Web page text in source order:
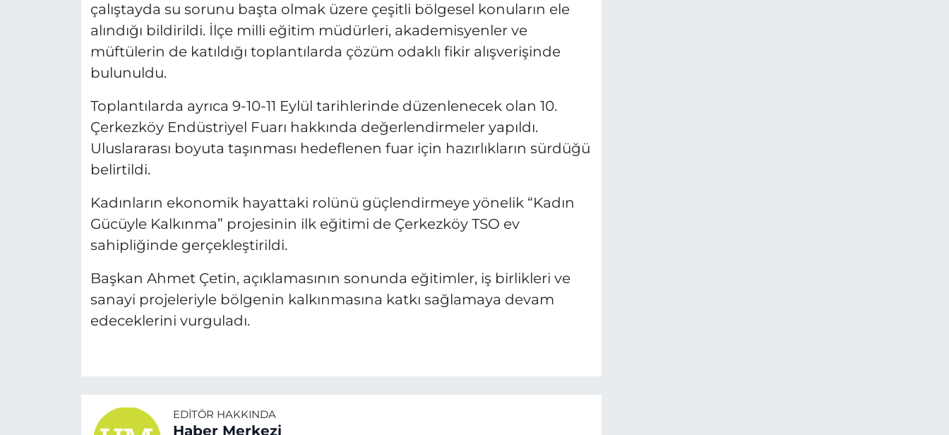
çalıştayda su sorunu başta olmak üzere çeşitli bölgesel konuların ele
alındığı bildirildi. İlçe milli eğitim müdürleri, akademisyenler ve
müftülerin de katıldığı toplantılarda çözüm odaklı fikir alışverişinde
bulunuldu.
Toplantılarda ayrıca 9-10-11 Eylül tarihlerinde düzenlenecek olan 10.
Çerkezköy Endüstriyel Fuarı hakkında değerlendirmeler yapıldı.
Uluslararası boyuta taşınması hedeflenen fuar için hazırlıkların sürdüğü
belirtildi.
Kadınların ekonomik hayattaki rolünü güçlendirmeye yönelik “Kadın
Gücüyle Kalkınma” projesinin ilk eğitimi de Çerkezköy TSO ev
sahipliğinde gerçekleştirildi.
Başkan Ahmet Çetin, açıklamasının sonunda eğitimler, iş birlikleri ve
sanayi projeleriyle bölgenin kalkınmasına katkı sağlamaya devam
edeceklerini vurguladı.
EDITÖR HAKKINDA
Haber Merkezi